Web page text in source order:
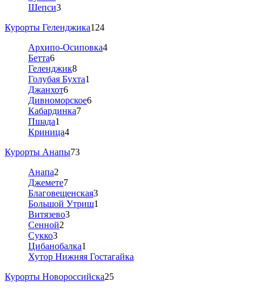
Шепси3
Курорты Геленджика124
Архипо-Осиповка4
Бетта6
Геленджик8
Голубая Бухта1
Джанхот6
Дивноморское6
Кабардинка7
Пшада1
Криница4
Курорты Анапы73
Анапа2
Джемете7
Благовещенская3
Большой Утриш1
Витязево3
Сенной2
Сукко3
Цибанобалка1
Хутор Нижняя Гостагайка
Курорты Новороссийска25